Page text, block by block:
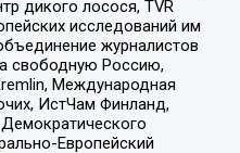
дикого лосося, TVR
исследований им
журналистов
свободную Россию,
Международная
ИстЧам Финланд,
Европейский